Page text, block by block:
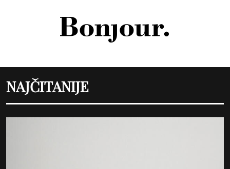
NAJČITANIJE